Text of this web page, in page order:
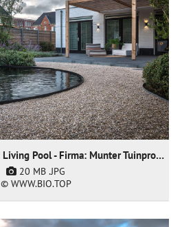
1. Platz - KATEGORIE: Living Pool - Firma: Munter Tuinprojecten
20 MB .JPG
© WWW.BIO.TOP